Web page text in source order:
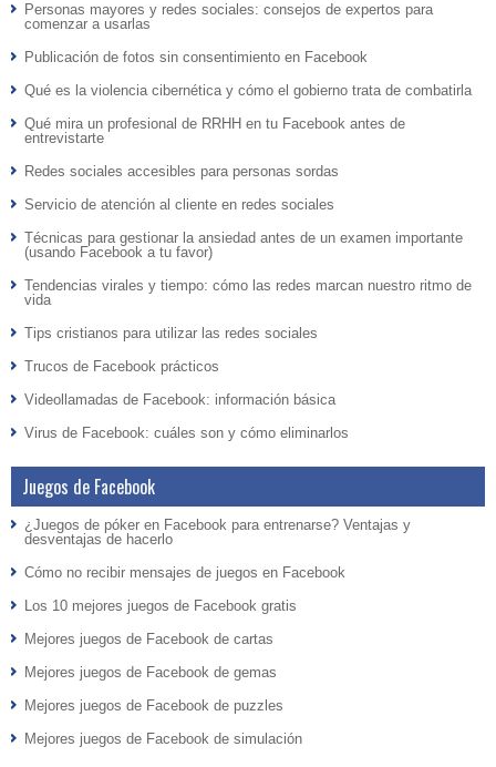
Personas mayores y redes sociales: consejos de expertos para
comenzar a usarlas
Publicación de fotos sin consentimiento en Facebook
Qué es la violencia cibernética y cómo el gobierno trata de combatirla
Qué mira un profesional de RRHH en tu Facebook antes de
entrevistarte
Redes sociales accesibles para personas sordas
Servicio de atención al cliente en redes sociales
Técnicas para gestionar la ansiedad antes de un examen importante
(usando Facebook a tu favor)
Tendencias virales y tiempo: cómo las redes marcan nuestro ritmo de
vida
Tips cristianos para utilizar las redes sociales
Trucos de Facebook prácticos
Videollamadas de Facebook: información básica
Virus de Facebook: cuáles son y cómo eliminarlos
Juegos de Facebook
¿Juegos de póker en Facebook para entrenarse? Ventajas y
desventajas de hacerlo
Cómo no recibir mensajes de juegos en Facebook
Los 10 mejores juegos de Facebook gratis
Mejores juegos de Facebook de cartas
Mejores juegos de Facebook de gemas
Mejores juegos de Facebook de puzzles
Mejores juegos de Facebook de simulación